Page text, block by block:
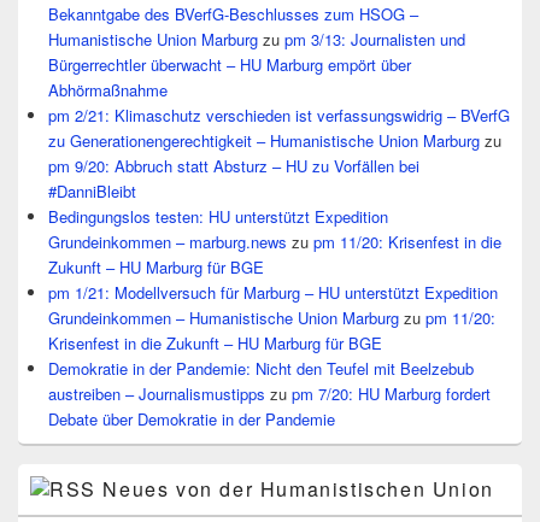
Bekanntgabe des BVerfG-Beschlusses zum HSOG –
Humanistische Union Marburg zu pm 3/13: Journalisten und
Bürgerrechtler überwacht – HU Marburg empört über
Abhörmaßnahme
pm 2/21: Klimaschutz verschieden ist verfassungswidrig – BVerfG
zu Generationengerechtigkeit – Humanistische Union Marburg zu
pm 9/20: Abbruch statt Absturz – HU zu Vorfällen bei
#DanniBleibt
Bedingungslos testen: HU unterstützt Expedition
Grundeinkommen – marburg.news zu pm 11/20: Krisenfest in die
Zukunft – HU Marburg für BGE
pm 1/21: Modellversuch für Marburg – HU unterstützt Expedition
Grundeinkommen – Humanistische Union Marburg zu pm 11/20:
Krisenfest in die Zukunft – HU Marburg für BGE
Demokratie in der Pandemie: Nicht den Teufel mit Beelzebub
austreiben – Journalismustipps zu pm 7/20: HU Marburg fordert
Debate über Demokratie in der Pandemie
Neues von der Humanistischen Union